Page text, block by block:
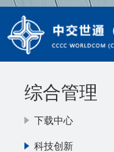
综合管理
下载中心
科技创新